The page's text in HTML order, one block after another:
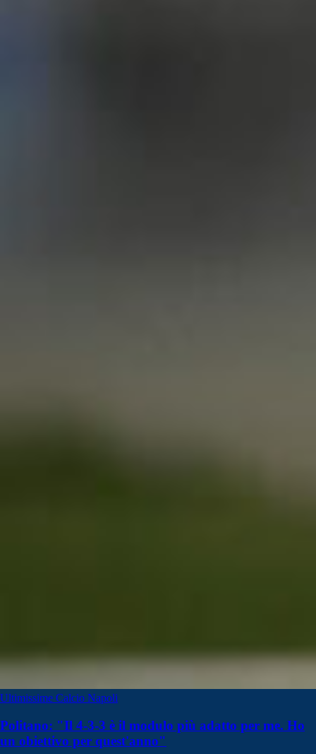
Ultimissime Calcio Napoli
Politano: "Il 4-3-3 è il modulo più adatto per me. Ho
un obiettivo per quest'anno"